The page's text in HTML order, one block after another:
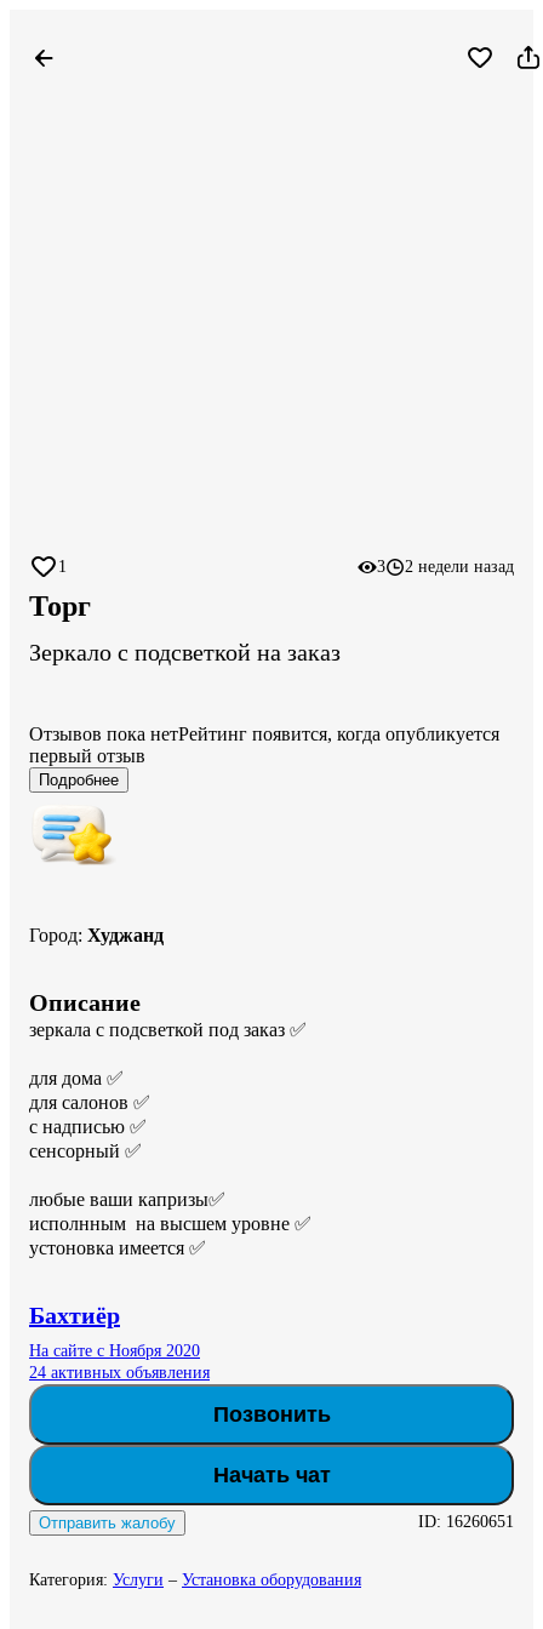
1 3 2 недели назад
Торг
Зеркало с подсветкой на заказ
Отзывов пока нетРейтинг появится, когда опубликуется
первый отзыв
Подробнее
Город: Худжанд
Описание
зеркала с подсветкой под заказ ✅
для дома ✅
для салонов ✅
с надписью ✅
сенсорный ✅
любые ваши капризы✅
исполнным  на высшем уровне ✅
устоновка имеется ✅
Бахтиёр
На сайте с Ноября 2020
24 активных объявления
Позвонить
Начать чат
Отправить жалобу ID: 16260651
Категория: Услуги – Установка оборудования